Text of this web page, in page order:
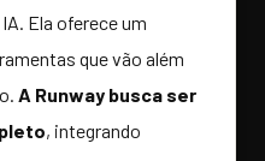
Ela oferece um
que vão além
A Runway busca ser
, integrando